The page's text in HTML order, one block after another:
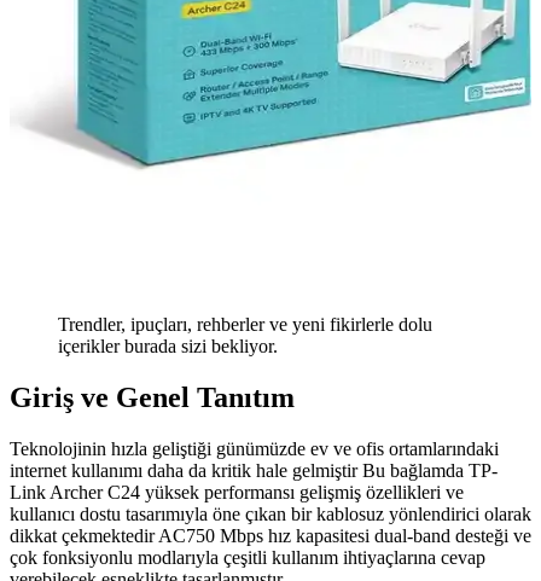
Trendler, ipuçları, rehberler ve yeni fikirlerle dolu
içerikler burada sizi bekliyor.
Giriş ve Genel Tanıtım
Teknolojinin hızla geliştiği günümüzde ev ve ofis ortamlarındaki
internet kullanımı daha da kritik hale gelmiştir Bu bağlamda TP-
Link Archer C24 yüksek performansı gelişmiş özellikleri ve
kullanıcı dostu tasarımıyla öne çıkan bir kablosuz yönlendirici olarak
dikkat çekmektedir AC750 Mbps hız kapasitesi dual-band desteği ve
çok fonksiyonlu modlarıyla çeşitli kullanım ihtiyaçlarına cevap